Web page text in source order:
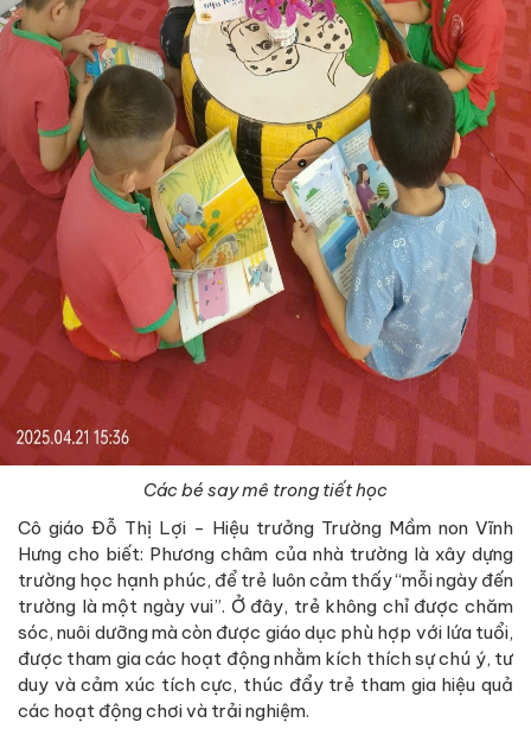
Các bé say mê trong tiết học
Cô giáo Đỗ Thị Lợi - Hiệu trưởng Trường Mầm non Vĩnh
Hưng cho biết: Phương châm của nhà trường là xây dựng
trường học hạnh phúc, để trẻ luôn cảm thấy “mỗi ngày đến
trường là một ngày vui”. Ở đây, trẻ không chỉ được chăm
sóc, nuôi dưỡng mà còn được giáo dục phù hợp với lứa tuổi,
được tham gia các hoạt động nhằm kích thích sự chú ý, tư
duy và cảm xúc tích cực, thúc đẩy trẻ tham gia hiệu quả
các hoạt động chơi và trải nghiệm.